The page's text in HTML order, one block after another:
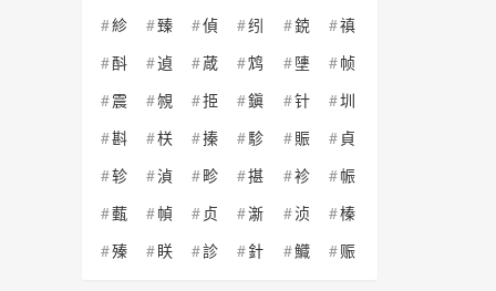
紾
臻 偵 纼 鋴
禛
酙
遉 葴 鸩 塦
帧
震
覙 挋 鎭 针
圳
斟
栚 搸 駗 賑
貞
轸
湞 畛 揕 袗
帪
薽
幀 贞 澵 浈
榛
殝
眹 診 針 鱵 赈